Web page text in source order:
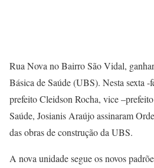
Rua Nova no Bairro São Vidal,
Básica de Saúde (UBS). Nesta sexta
prefeito Cleidson Rocha, vice
Saúde, Josianis Araújo assinaram
das obras de construção da UBS.
A nova unidade segue os novos